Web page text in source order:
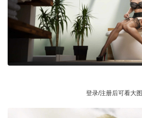
登录/注册后可看大图